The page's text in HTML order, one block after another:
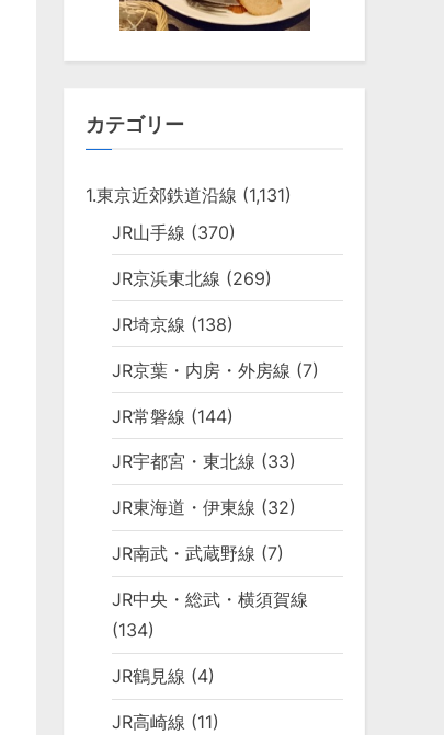
カテゴリー
1.東京近郊鉄道沿線 (1,131)
JR山手線 (370)
JR京浜東北線 (269)
JR埼京線 (138)
JR京葉・内房・外房線 (7)
JR常磐線 (144)
JR宇都宮・東北線 (33)
JR東海道・伊東線 (32)
JR南武・武蔵野線 (7)
JR中央・総武・横須賀線
(134)
JR鶴見線 (4)
JR高崎線 (11)